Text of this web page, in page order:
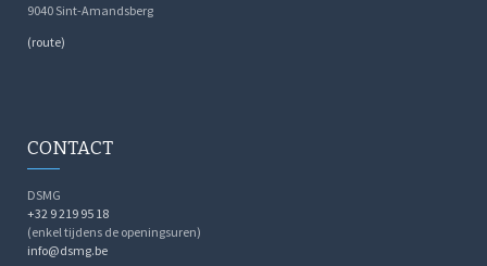
9040 Sint-Amandsberg
(route)
CONTACT
DSMG
+32 9 219 95 18
(enkel tijdens de openingsuren)
info@dsmg.be